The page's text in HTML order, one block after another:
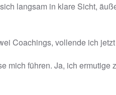
langsam in klare Sicht,
Coachings, vollende ich
mich führen. Ja, ich